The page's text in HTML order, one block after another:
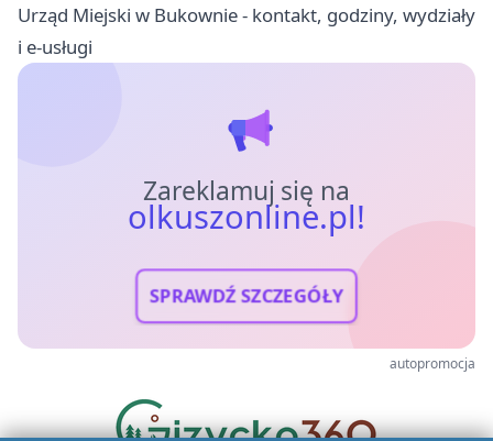
Urząd Miejski w Bukownie - kontakt, godziny, wydziały
i e-usługi
Zareklamuj się na
olkuszonline.pl!
SPRAWDŹ SZCZEGÓŁY
autopromocja